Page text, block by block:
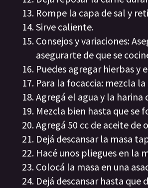
Rompe la capa de sal y
Sirve caliente.
Consejos y variaciones:
asegurarte de que se
Puedes agregar hierbas y
Para la focaccia: mezcla
Agregá el agua y la harina
Mezcla bien hasta que se
Agregá 50 cc de aceite de
Dejá descansar la masa
Hacé unos pliegues en la
Colocá la masa en una
Dejá descansar hasta que